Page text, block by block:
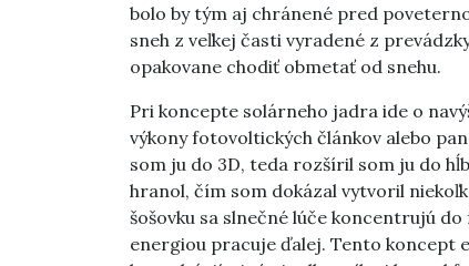
bolo by tým aj chránené pred
sneh z veľkej časti vyradené z
opakovane chodiť obmetať od snehu.
Pri koncepte solárneho jadra ide o
výkony fotovoltických článkov alebo
som ju do 3D, teda rozšíril som ju do
hranol, čím som dokázal vytvoril
šošovku sa slnečné lúče koncentrujú
energiou pracuje ďalej. Tento koncept